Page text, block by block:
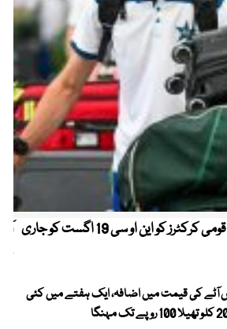
کیریبین پریمیئر لیگ ، قومی کرکٹرز کو این او سی 19 اگست کو جاری
آٹے کی قیمت میں اضافہ، ایک ہفتے میں کئی